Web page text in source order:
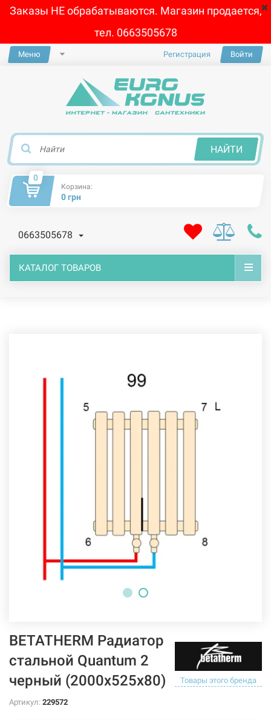
Заказы НЕ обрабатываются. Магазин продается,
тел. 0663505678
Меню Регистрация Войти
НАЙТИ
0
Корзина:
0 грн
0663505678
КАТАЛОГ ТОВАРОВ
BETATHERM Радиатор
стальной Quantum 2
черный (2000х525х80)
Товары этого бренда
Артикул: 229572